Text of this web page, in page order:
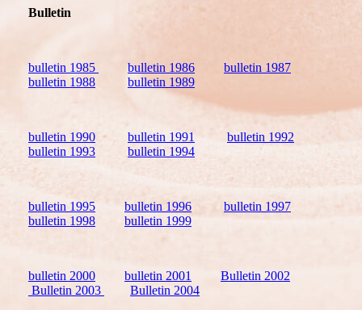
Bulletin
bulletin 1985 bulletin 1986
bulletin 1987
bulletin 1988
bulletin 1989
bulletin 1990 bulletin 1991
bulletin 1992
bulletin 1993
bulletin 1994
bulletin 1995 bulletin 1996
bulletin 1997
bulletin 1998
bulletin 1999
bulletin 2000 bulletin 2001
Bulletin 2002
Bulletin 2003
Bulletin 2004